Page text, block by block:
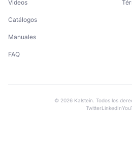
Videos
Catálogos
Manuales
FAQ
© 2026 Kalstein. Todos los
TwitterLinkedIn